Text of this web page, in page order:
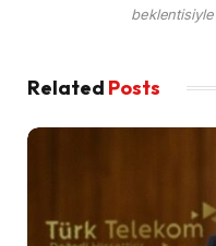
beklentisiyle
Related Posts